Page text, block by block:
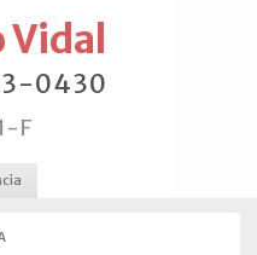
0430
F